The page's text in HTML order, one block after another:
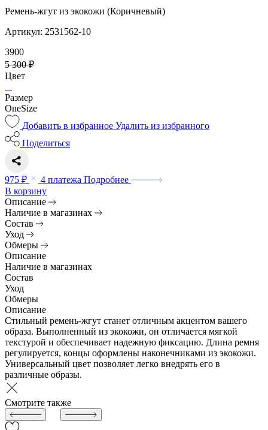
Ремень-жгут из экокожи (Коричневый)
Артикул: 2531562-10
3900
5 300 ₽
Цвет
Размер
OneSize
Добавить в избранное Удалить из избранного
Поделиться
975 ₽ 4 платежа Подробнее
В корзину
Описание
Наличие в магазинах
Состав
Уход
Обмеры
Описание
Наличие в магазинах
Состав
Уход
Обмеры
Описание
Стильный ремень-жгут станет отличным акцентом вашего
образа. Выполненный из экокожи, он отличается мягкой
текстурой и обеспечивает надежную фиксацию. Длина ремня
регулируется, концы оформлены наконечниками из экокожи.
Универсальный цвет позволяет легко внедрять его в
различные образы.
Смотрите также